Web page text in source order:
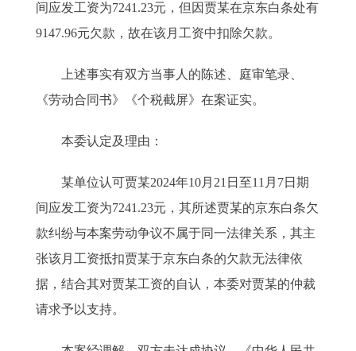
间应发工资为7241.23元，但因贾某在京东白条处有
9147.96元欠款，故在该月工资中扣除欠款。
上述事实有双方当事人的陈述、庭审笔录、
《劳动合同书》《个税截屏》在案证实。
本委认定及理由：
某单位认可贾某2024年10月21日至11月7日期
间应发工资为7241.23元，其所述贾某的京东白条欠
款纠纷与本案劳动争议不属于同一法律关系，其主
张该月工资抵扣贾某于京东白条的欠款无法律依
据，结合其对贾某工资的自认，本委对贾某的仲裁
请求予以支持。